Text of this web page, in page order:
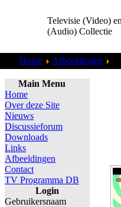
Televisie (Video)
(Audio) Collectie
Home Afbeeldingen
Main Menu
Home
Over deze Site
Nieuws
Discussieforum
Downloads
Links
Afbeeldingen
Contact
TV Programma DB
Login
Gebruikersnaam